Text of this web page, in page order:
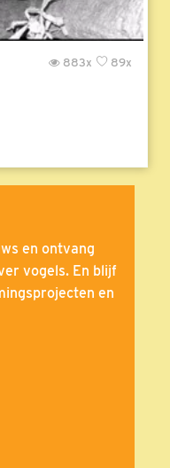
89x
883x
en ontvang
vogels. En blijf
en